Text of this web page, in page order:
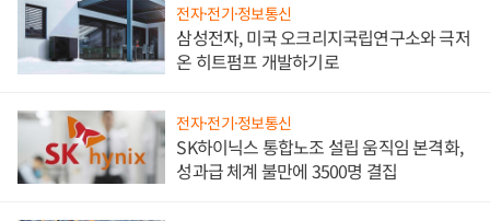
전자·전기·정보통신
삼성전자, 미국 오크리지국립연구소와 극저
온 히트펌프 개발하기로
전자·전기·정보통신
SK하이닉스 통합노조 설립 움직임 본격화,
성과급 체계 불만에 3500명 결집